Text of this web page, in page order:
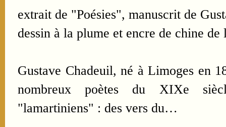
extrait de "Poésies", manuscrit de
dessin à la plume et encre de chine de
Gustave Chadeuil, né à Limoges en
nombreux poètes du XIXe
"lamartiniens" : des vers du…